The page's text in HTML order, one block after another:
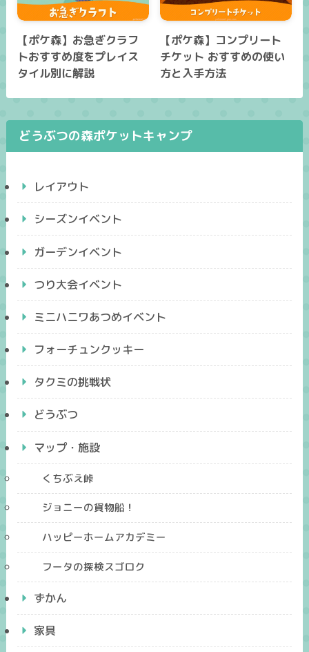
【ポケ森】お急ぎクラフ
トおすすめ度をプレイス
タイル別に解説
【ポケ森】コンプリート
チケット おすすめの使い
方と入手方法
どうぶつの森ポケットキャンプ
レイアウト
シーズンイベント
ガーデンイベント
つり大会イベント
ミニハニワあつめイベント
フォーチュンクッキー
タクミの挑戦状
どうぶつ
マップ・施設
くちぶえ峠
ジョニーの貨物船！
ハッピーホームアカデミー
フータの探検スゴロク
ずかん
家具